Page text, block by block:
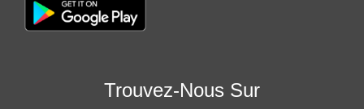
Trouvez-Nous Sur